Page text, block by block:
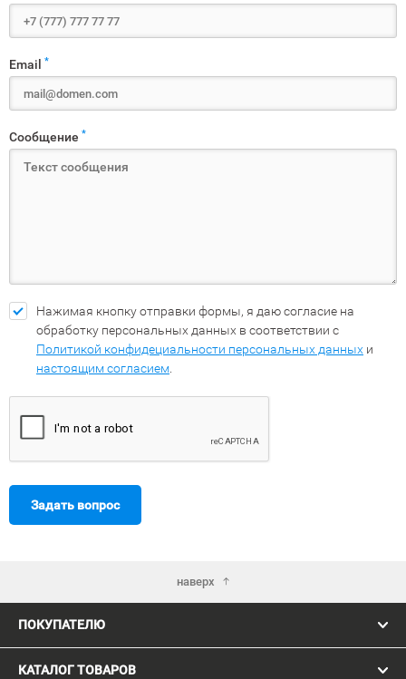
Email *
Сообщение *
Нажимая кнопку отправки формы, я даю согласие на
обработку персональных данных в соответствии с
Политикой конфидециальности персональных данных и
настоящим согласием
Задать вопрос
наверх
ПОКУПАТЕЛЮ
КАТАЛОГ ТОВАРОВ